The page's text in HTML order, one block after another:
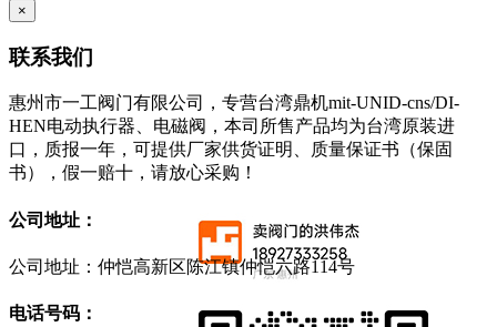
×
联系我们
惠州市一工阀门有限公司，专营台湾鼎机mit-UNID-cns/DI-
HEN电动执行器、电磁阀，本司所售产品均为台湾原装进
口，质报一年，可提供厂家供货证明、质量保证书（保固
书），假一赔十，请放心采购！
公司地址：
公司地址：仲恺高新区陈江镇仲恺六路114号
电话号码：